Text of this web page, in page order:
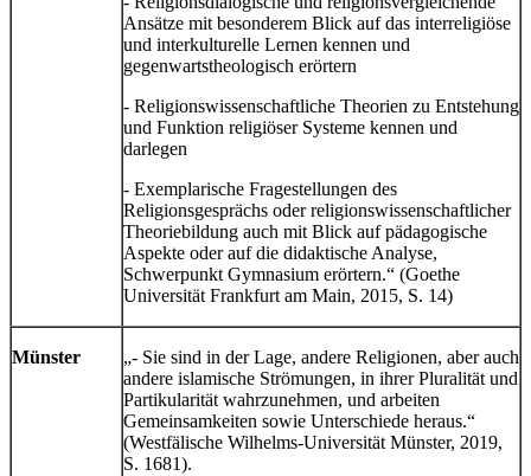
Ansätze mit besonderem Blick auf das interreligiöse
und interkulturelle Lernen kennen und
gegenwartstheologisch erörtern
- Religionswissenschaftliche Theorien zu Entstehung
und Funktion religiöser Systeme kennen und
darlegen
- Exemplarische Fragestellungen des
Religionsgesprächs oder religionswissenschaftlicher
Theoriebildung auch mit Blick auf pädagogische
Aspekte oder auf die didaktische Analyse,
Schwerpunkt Gymnasium erörtern.“ (Goethe
Universität Frankfurt am Main, 2015, S. 14)
Münster
„- Sie sind in der Lage, andere Religionen, aber auch
andere islamische Strömungen, in ihrer Pluralität und
Partikularität wahrzunehmen, und arbeiten
Gemeinsamkeiten sowie Unterschiede heraus.“
(Westfälische Wilhelms-Universität Münster, 2019,
S. 1681).